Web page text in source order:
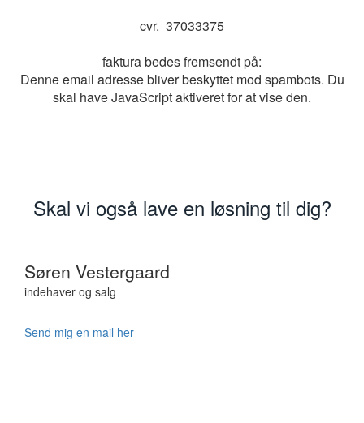
cvr. 37033375
faktura bedes fremsendt på:
Denne email adresse bliver beskyttet mod spambots. Du
skal have JavaScript aktiveret for at vise den.
Skal vi også lave en løsning til dig?
Søren Vestergaard
indehaver og salg
Send mig en mail her